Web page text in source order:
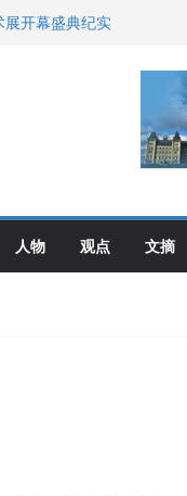
开幕盛典纪实
举行
念
逐
人物 观点 文摘